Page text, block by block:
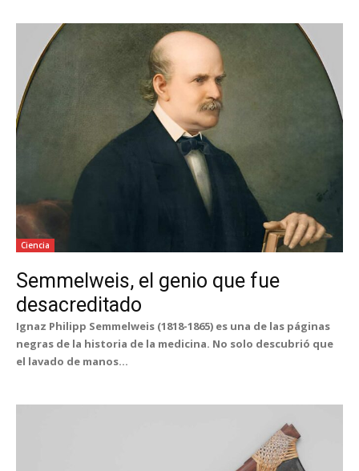
Ciencia
Semmelweis, el genio que fue
desacreditado
Ignaz Philipp Semmelweis (1818-1865) es una de las páginas
negras de la historia de la medicina. No solo descubrió que
el lavado de manos...